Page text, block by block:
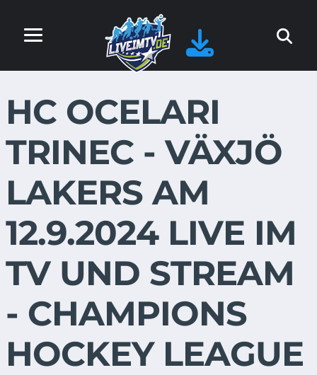
HC OCELARI
TRINEC - VÄXJÖ
LAKERS AM
12.9.2024 LIVE IM
TV UND STREAM
- CHAMPIONS
HOCKEY LEAGUE